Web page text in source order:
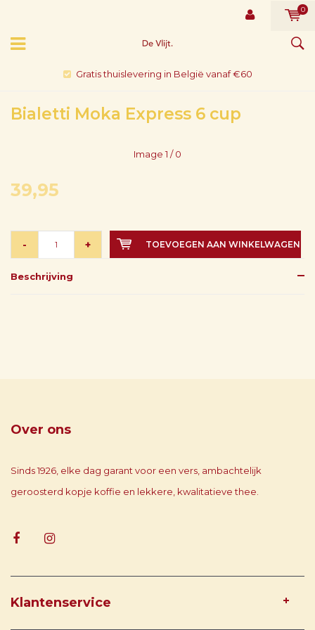
0
Gratis thuislevering in België vanaf €60
Bialetti Moka Express 6 cup
Image1 / 0
39,95
- + TOEVOEGEN AAN WINKELWAGEN
Beschrijving
Over ons
Sinds 1926, elke dag garant voor een vers, ambachtelijk
geroosterd kopje koffie en lekkere, kwalitatieve thee.
Klantenservice